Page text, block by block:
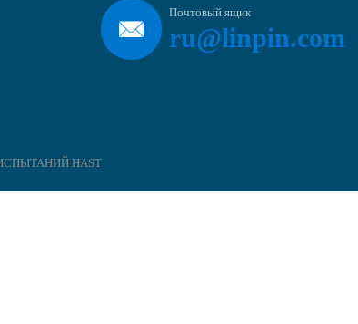
Почтовый ящик
ru@linpin.com
HAST